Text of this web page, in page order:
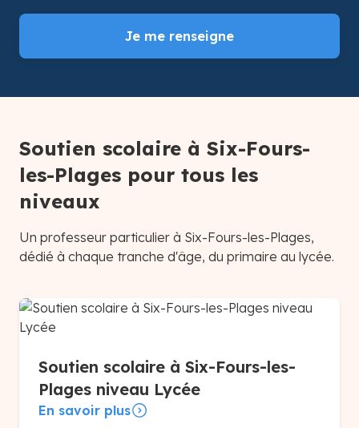
Je me renseigne
Soutien scolaire à Six-Fours-
les-Plages pour tous les
niveaux
Un professeur particulier à Six-Fours-les-Plages,
dédié à chaque tranche d'âge, du primaire au lycée.
Soutien scolaire à Six-Fours-les-
Plages niveau Lycée
En savoir plus